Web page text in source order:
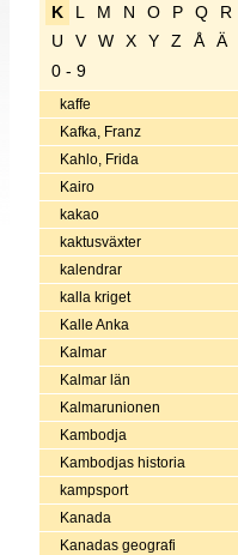
K
L M N O P Q R
U
V W X Y Z Å Ä
0 - 9
kaffe
Kafka, Franz
Kahlo, Frida
Kairo
kakao
kaktusväxter
kalendrar
kalla kriget
Kalle Anka
Kalmar
Kalmar län
Kalmarunionen
Kambodja
Kambodjas historia
kampsport
Kanada
Kanadas geografi